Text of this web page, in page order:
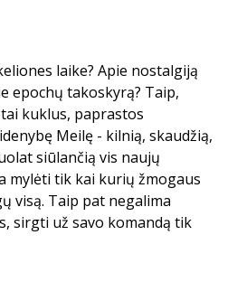
laike? Apie nostalgiją
epochų takoskyrą? Taip,
kuklus, paprastos
Meilę - kilnią, skaudžią,
siūlančią vis naujų
mylėti tik kai kurių žmogaus
visą. Taip pat negalima
sirgti už savo komandą tik